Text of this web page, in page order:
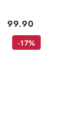
Cena:
99.90
-17%